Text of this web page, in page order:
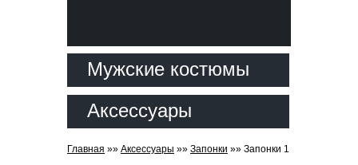
Мужские костюмы
Аксессуары
Главная »» Аксессуары »» Запонки »» Запонки 1